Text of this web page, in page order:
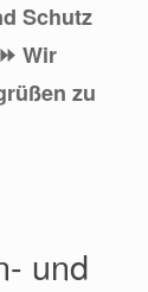
Schutz
Wir
zu
und